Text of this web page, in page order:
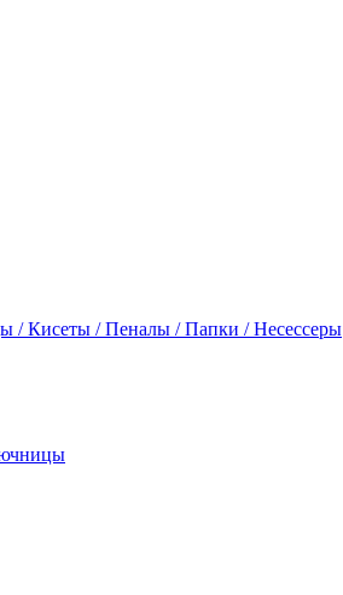
Кисеты / Пеналы / Папки / Несессеры